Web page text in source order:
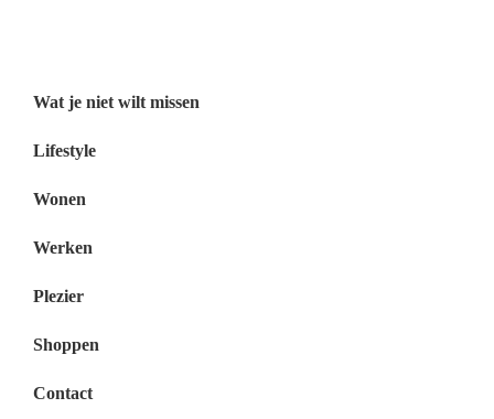
Wat je niet wilt missen
Lifestyle
Wonen
Werken
Plezier
Shoppen
Contact